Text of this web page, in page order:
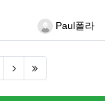
등록자Paul폴라
(next)